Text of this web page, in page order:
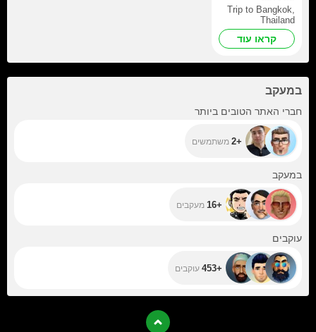
Trip to Bangkok,
Thailand
קראו עוד
במעקב
חברי האתר הטובים ביותר
+2
+2 משתמשים
במעקב
+16 מעקבים
עוקבים
+453 עוקבים